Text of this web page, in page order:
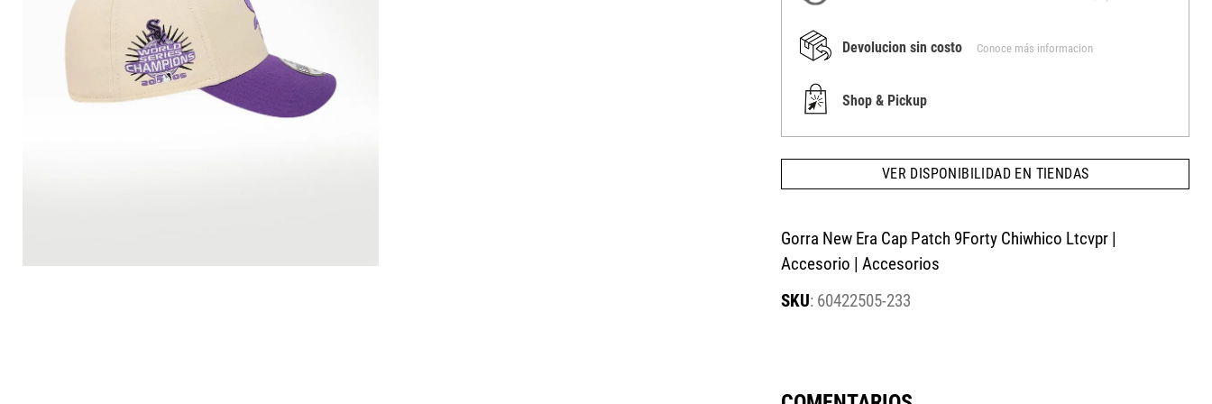
Devolucion sin costo Conoce más informacion
Shop & Pickup
VER DISPONIBILIDAD EN TIENDAS
Gorra New Era Cap Patch 9Forty Chiwhico Ltcvpr |
Accesorio | Accesorios
: 60422505-233